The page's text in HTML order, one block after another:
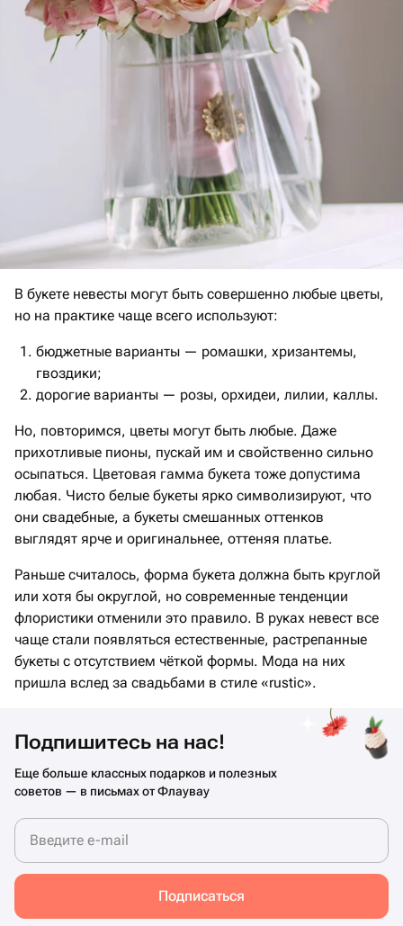
В букете невесты могут быть совершенно любые цветы,
но на практике чаще всего используют:
бюджетные варианты — ромашки, хризантемы,
гвоздики;
дорогие варианты — розы, орхидеи, лилии, каллы.
Но, повторимся, цветы могут быть любые. Даже
прихотливые пионы, пускай им и свойственно сильно
осыпаться. Цветовая гамма букета тоже допустима
любая. Чисто белые букеты ярко символизируют, что
они свадебные, а букеты смешанных оттенков
выглядят ярче и оригинальнее, оттеняя платье.
Раньше считалось, форма букета должна быть круглой
или хотя бы округлой, но современные тенденции
флористики отменили это правило. В руках невест все
чаще стали появляться естественные, растрепанные
букеты с отсутствием чёткой формы. Мода на них
пришла вслед за свадьбами в стиле «rustic».
Подпишитесь на нас!
Еще больше классных подарков и полезных
советов — в письмах от Флаувау
Введите e-mail
Подписаться